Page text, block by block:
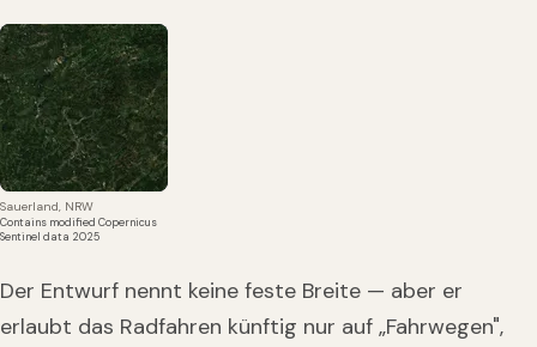
Sauerland, NRW
Contains modified Copernicus
Sentinel data 2025
Der Entwurf nennt keine feste Breite — aber er
erlaubt das Radfahren künftig nur auf „Fahrwegen",